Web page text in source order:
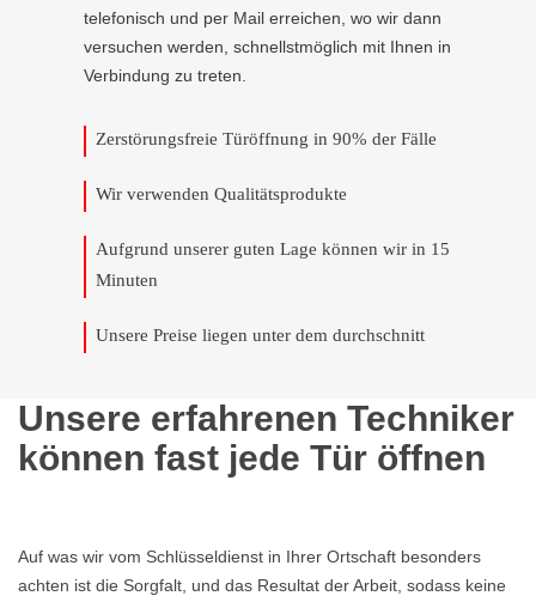
telefonisch und per Mail erreichen, wo wir dann
versuchen werden, schnellstmöglich mit Ihnen in
Verbindung zu treten.
Zerstörungsfreie Türöffnung in 90% der Fälle
Wir verwenden Qualitätsprodukte
Aufgrund unserer guten Lage können wir in 15
Minuten
Unsere Preise liegen unter dem durchschnitt
Unsere erfahrenen Techniker
können fast jede Tür öffnen
Auf was wir vom Schlüsseldienst in Ihrer Ortschaft besonders
achten ist die Sorgfalt, und das Resultat der Arbeit, sodass keine